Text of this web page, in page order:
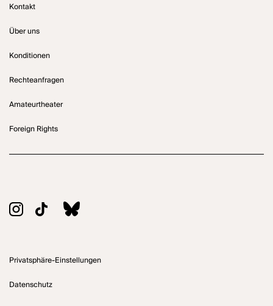
Kontakt
Über uns
Konditionen
Rechteanfragen
Amateurtheater
Foreign Rights
Privatsphäre-Einstellungen
Datenschutz